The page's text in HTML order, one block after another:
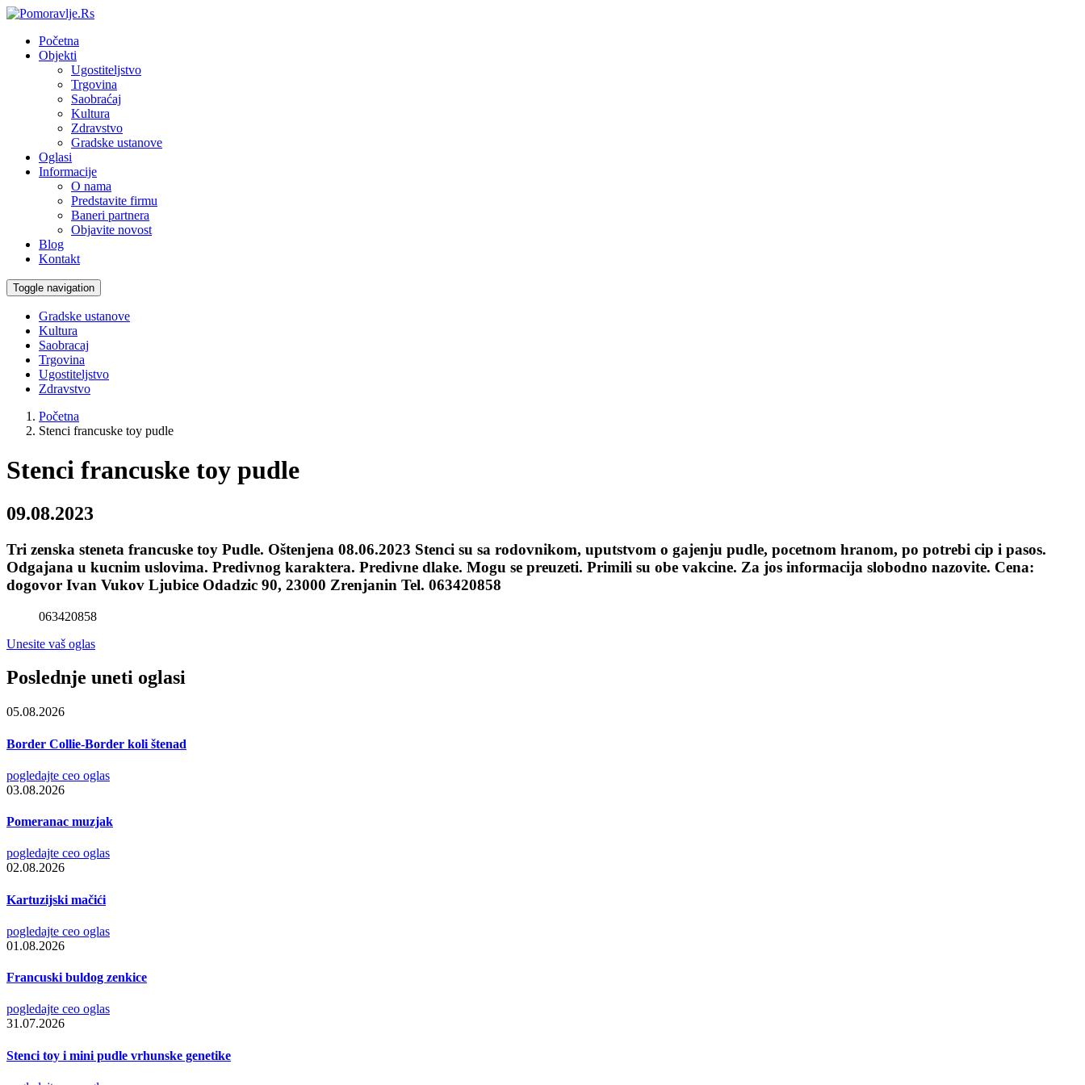
Početna
Objekti
Ugostiteljstvo
Trgovina
Saobraćaj
Kultura
Zdravstvo
Gradske ustanove
Oglasi
Informacije
O nama
Predstavite firmu
Baneri partnera
Objavite novost
Blog
Kontakt
Toggle navigation
Gradske ustanove
Kultura
Saobracaj
Trgovina
Ugostiteljstvo
Zdravstvo
Početna
Stenci francuske toy pudle
Stenci francuske toy pudle
09.08.2023
Tri zenska steneta francuske toy Pudle. Oštenjena 08.06.2023 Stenci su sa rodovnikom, uputstvom o gajenju pudle, pocetnom hranom, po potrebi cip i pasos.
Odgajana u kucnim uslovima. Predivnog karaktera. Predivne dlake. Mogu se preuzeti. Primili su obe vakcine. Za jos informacija slobodno nazovite. Cena:
dogovor Ivan Vukov Ljubice Odadzic 90, 23000 Zrenjanin Tel. 063420858
063420858
Unesite vaš oglas
Poslednje uneti oglasi
05.08.2026
Border Collie-Border koli štenad
pogledajte ceo oglas
03.08.2026
Pomeranac muzjak
pogledajte ceo oglas
02.08.2026
Kartuzijski mačići
pogledajte ceo oglas
01.08.2026
Francuski buldog zenkice
pogledajte ceo oglas
31.07.2026
Stenci toy i mini pudle vrhunske genetike